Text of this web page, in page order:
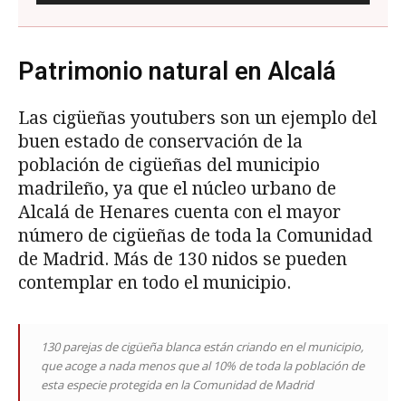
Patrimonio natural en Alcalá
Las cigüeñas youtubers son un ejemplo del
buen estado de conservación de la
población de cigüeñas del municipio
madrileño, ya que el núcleo urbano de
Alcalá de Henares cuenta con el mayor
número de cigüeñas de toda la Comunidad
de Madrid. Más de 130 nidos se pueden
contemplar en todo el municipio.
130 parejas de cigüeña blanca están criando en el municipio,
que acoge a nadamenos que al 10% de toda la población de
esta especie protegida en la Comunidad de Madrid